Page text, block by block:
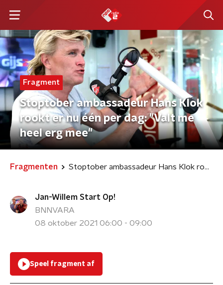
Fragment
Stoptober ambassadeur Hans Klok
rookt er nu één per dag: "Valt me
heel erg mee"
Fragmenten Stoptober ambassadeur Hans Klok rookt er nu één per dag: "Valt me heel erg mee"
Jan-Willem Start Op!
BNNVARA
08 oktober 2021 06:00 - 09:00
Speel fragment af